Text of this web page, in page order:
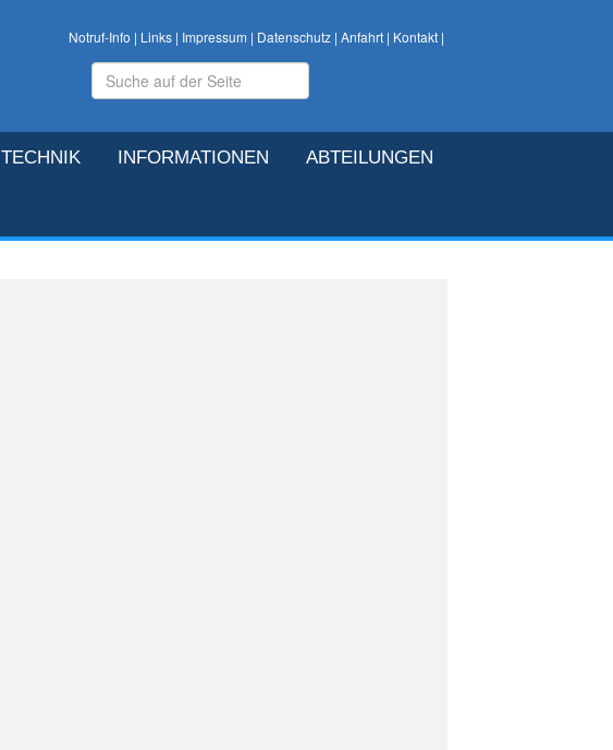
Notruf-Info | Links| Impressum | Datenschutz| Anfahrt| Kontakt|
TECHNIK INFORMATIONEN ABTEILUNGEN